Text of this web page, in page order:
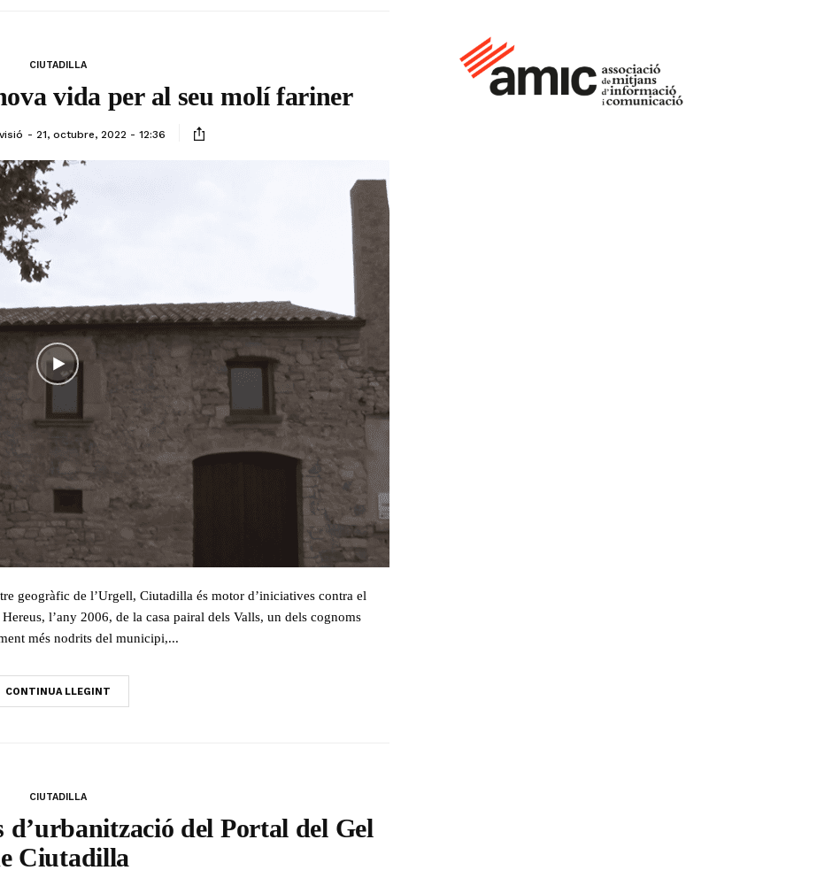
CIUTADILLA
vida per al seu molí fariner
21, octubre, 2022 - 12:36
geogràfic de l’Urgell, Ciutadilla és motor d’iniciatives contra el
l’any 2006, de la casa pairal dels Valls, un dels cognoms
més nodrits del municipi,...
CONTINUA LLEGINT
CIUTADILLA
d’urbanització del Portal del Gel
Ciutadilla